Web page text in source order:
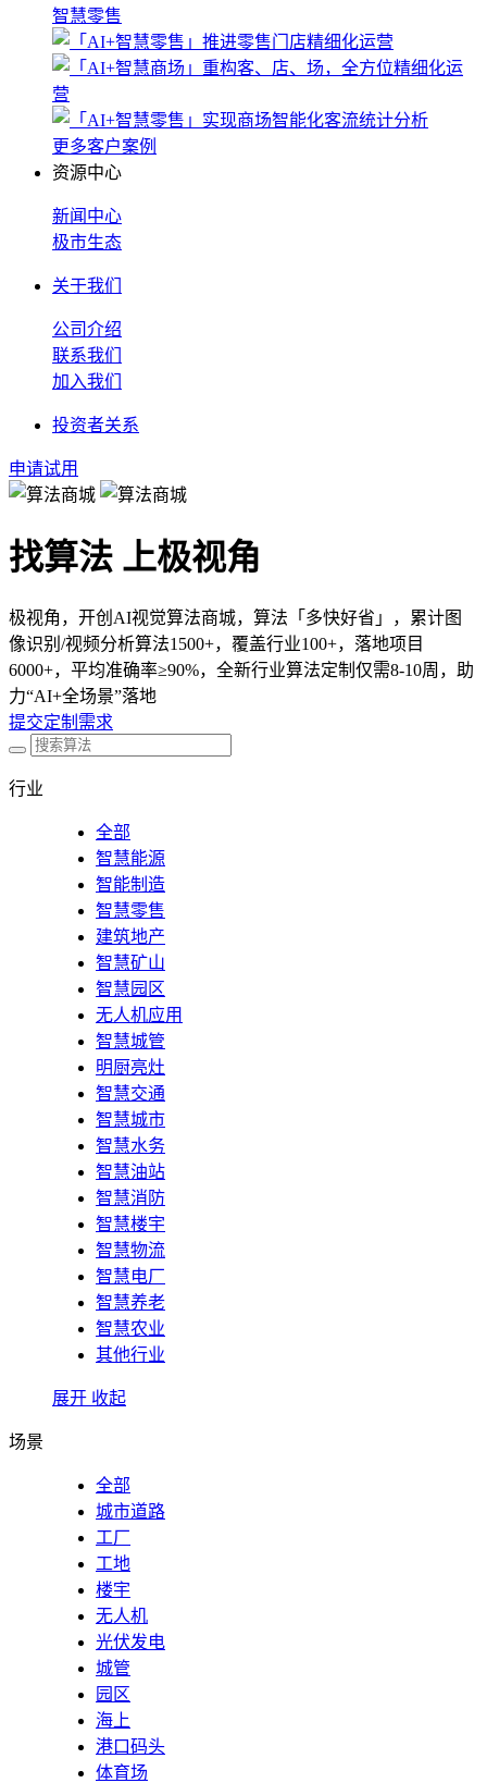
智慧零售
更多客户案例
资源中心
新闻中心
极市生态
关于我们
公司介绍
联系我们
加入我们
投资者关系
申请试用
找算法 上极视角
极视角，开创AI视觉算法商城，算法「多快好省」，累计图
像识别/视频分析算法1500+，覆盖行业100+，落地项目
6000+，平均准确率≥90%，全新行业算法定制仅需8-10周，助
力“AI+全场景”落地
提交定制需求
行业
全部
智慧能源
智能制造
智慧零售
建筑地产
智慧矿山
智慧园区
无人机应用
智慧城管
明厨亮灶
智慧交通
智慧城市
智慧水务
智慧油站
智慧消防
智慧楼宇
智慧物流
智慧电厂
智慧养老
智慧农业
其他行业
展开 收起
场景
全部
城市道路
工厂
工地
楼宇
无人机
光伏发电
城管
园区
海上
港口码头
体育场